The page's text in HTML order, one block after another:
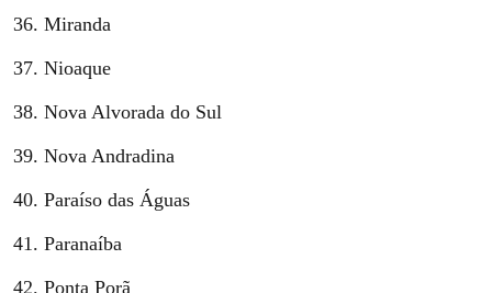
Miranda
Nioaque
Nova Alvorada do Sul
Nova Andradina
Paraíso das Águas
Paranaíba
Ponta Porã